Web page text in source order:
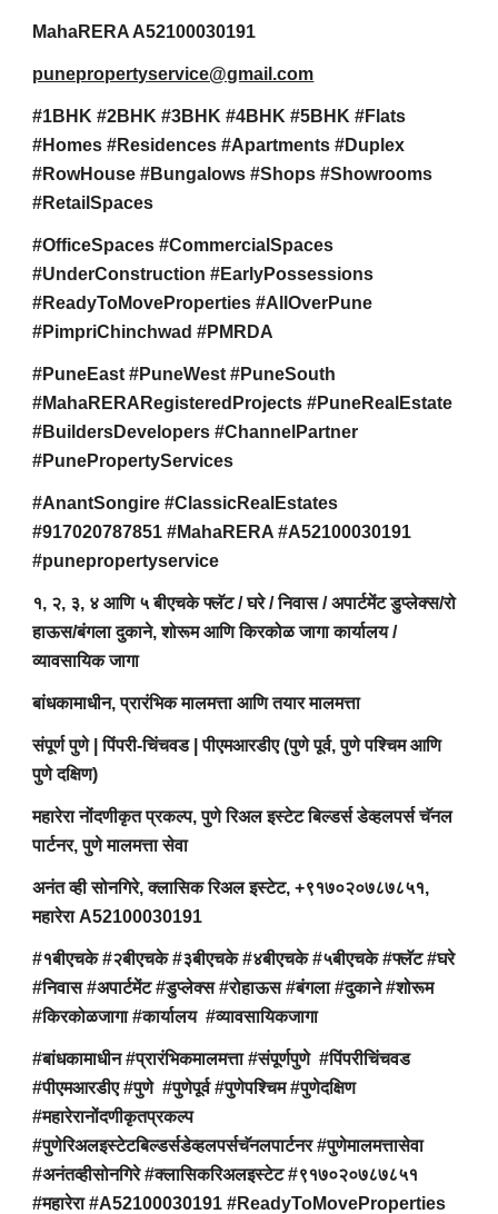
MahaRERA A52100030191
punepropertyservice@gmail.com
#1BHK #2BHK #3BHK #4BHK #5BHK #Flats
#Homes #Residences #Apartments #Duplex
#RowHouse #Bungalows #Shops #Showrooms
#RetailSpaces
#OfficeSpaces #CommercialSpaces
#UnderConstruction #EarlyPossessions
#ReadyToMoveProperties #AllOverPune
#PimpriChinchwad #PMRDA
#PuneEast #PuneWest #PuneSouth
#MahaRERARegisteredProjects #PuneRealEstate
#BuildersDevelopers #ChannelPartner
#PunePropertyServices
#AnantSongire #ClassicRealEstates
#917020787851 #MahaRERA #A52100030191
#punepropertyservice
१, २, ३, ४ आणि ५ बीएचके फ्लॅट / घरे / निवास / अपार्टमेंट डुप्लेक्स/रो
हाऊस/बंगला दुकाने, शोरूम आणि किरकोळ जागा कार्यालय /
व्यावसायिक जागा
बांधकामाधीन, प्रारंभिक मालमत्ता आणि तयार मालमत्ता
संपूर्ण पुणे | पिंपरी-चिंचवड | पीएमआरडीए (पुणे पूर्व, पुणे पश्चिम आणि
पुणे दक्षिण)
महारेरा नोंदणीकृत प्रकल्प, पुणे रिअल इस्टेट बिल्डर्स डेव्हलपर्स चॅनल
पार्टनर, पुणे मालमत्ता सेवा
अनंत व्ही सोनगिरे, क्लासिक रिअल इस्टेट, +९१७०२०७८७८५१,
महारेरा A52100030191
#१बीएचके #२बीएचके #३बीएचके #४बीएचके #५बीएचके #फ्लॅट #घरे
#निवास #अपार्टमेंट #डुप्लेक्स #रोहाऊस #बंगला #दुकाने #शोरूम
#किरकोळजागा #कार्यालय #व्यावसायिकजागा
#बांधकामाधीन #प्रारंभिकमालमत्ता #संपूर्णपुणे #पिंपरीचिंचवड
#पीएमआरडीए #पुणे #पुणेपूर्व #पुणेपश्चिम #पुणेदक्षिण
#महारेरानोंदणीकृतप्रकल्प
#पुणेरिअलइस्टेटबिल्डर्सडेव्हलपर्सचॅनलपार्टनर #पुणेमालमत्तासेवा
#अनंतव्हीसोनगिरे #क्लासिकरिअलइस्टेट #९१७०२०७८७८५१
#महारेरा #A52100030191 #ReadyToMoveProperties